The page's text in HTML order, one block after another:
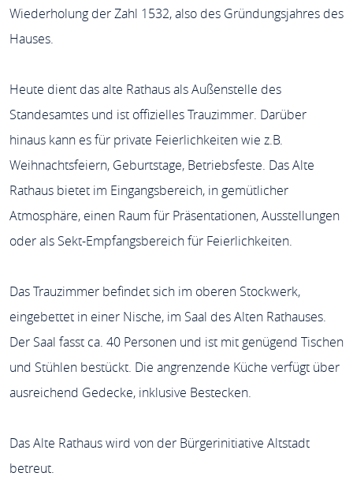
Wiederholung der Zahl 1532, also des Gründungsjahres des
Hauses.
Heute dient das alte Rathaus als Außenstelle des
Standesamtes und ist offizielles Trauzimmer. Darüber
hinaus kann es für private Feierlichkeiten wie z.B.
Weihnachtsfeiern, Geburtstage, Betriebsfeste. Das Alte
Rathaus bietet im Eingangsbereich, in gemütlicher
Atmosphäre, einen Raum für Präsentationen, Ausstellungen
oder als Sekt-Empfangsbereich für Feierlichkeiten.
Das Trauzimmer befindet sich im oberen Stockwerk,
eingebettet in einer Nische, im Saal des Alten Rathauses.
Der Saal fasst ca. 40 Personen und ist mit genügend Tischen
und Stühlen bestückt. Die angrenzende Küche verfügt über
ausreichend Gedecke, inklusive Bestecken.
Das Alte Rathaus wird von der Bürgerinitiative Altstadt
betreut.